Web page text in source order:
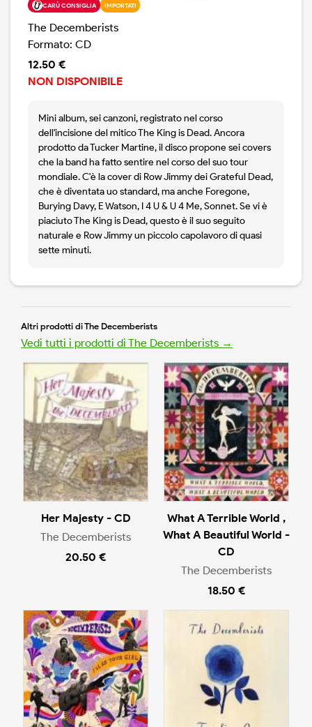
CARÙ CONSIGLIA IMPORTATI
The Decemberists
Formato: CD
12.50 €
NON DISPONIBILE
Mini album, sei canzoni, registrato nel corso
dell'incisione del mitico The King is Dead. Ancora
prodotto da Tucker Martine, il disco propone sei covers
che la band ha fatto sentire nel corso del suo tour
mondiale. C'è la cover di Row Jimmy dei Grateful Dead,
che è diventata uo standard, ma anche Foregone,
Burying Davy, E Watson, I 4 U & U 4 Me, Sonnet. Se vi è
piaciuto The King is Dead, questo è il suo seguito
naturale e Row Jimmy un piccolo capolavoro di quasi
sette minuti.
Altri prodotti di The Decemberists
Vedi tutti i prodotti di The Decemberists →
Her Majesty - CD
The Decemberists
20.50 €
What A Terrible World ,
What A Beautiful World -
CD
The Decemberists
18.50 €